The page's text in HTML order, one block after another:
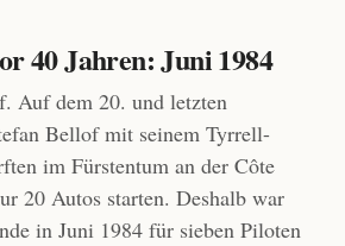
40 Jahren: Juni 1984
Auf dem 20. und letzten
Bellof mit seinem Tyrrell-
im Fürstentum an der Côte
20 Autos starten. Deshalb war
in Juni 1984 für sieben Piloten